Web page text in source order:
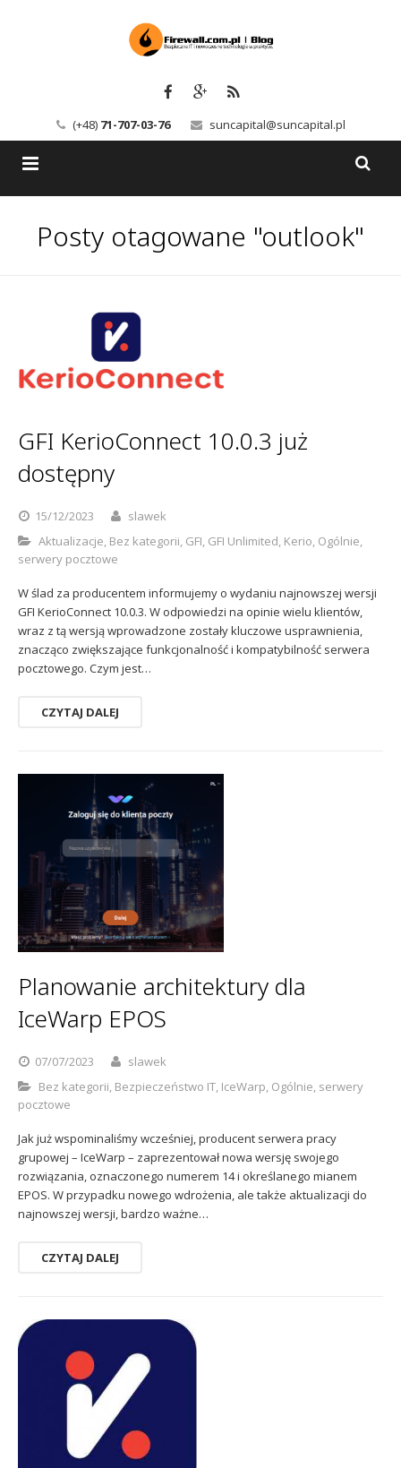
(+48) 71-707-03-76 suncapital@suncapital.pl
Backup-Solutions
Serwery pocztowe
Usługi
Kontakt
Posty otagowane "outlook"
GFI KerioConnect 10.0.3 już
dostępny
15/12/2023
slawek
Aktualizacje, Bez kategorii, GFI, GFI Unlimited, Kerio, Ogólnie,
serwery pocztowe
W ślad za producentem informujemy o wydaniu najnowszej wersji
GFI KerioConnect 10.0.3. W odpowiedzi na opinie wielu klientów,
wraz z tą wersją wprowadzone zostały kluczowe usprawnienia,
znacząco zwiększające funkcjonalność i kompatybilność serwera
pocztowego. Czym jest…
CZYTAJ DALEJ
Planowanie architektury dla
IceWarp EPOS
07/07/2023
slawek
Bez kategorii, Bezpieczeństwo IT, IceWarp, Ogólnie, serwery
pocztowe
Jak już wspominaliśmy wcześniej, producent serwera pracy
grupowej – IceWarp – zaprezentował nowa wersję swojego
rozwiązania, oznaczonego numerem 14 i określanego mianem
EPOS. W przypadku nowego wdrożenia, ale także aktualizacji do
najnowszej wersji, bardzo ważne…
CZYTAJ DALEJ